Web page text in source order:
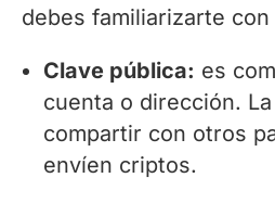
debes familiarizarte
Clave pública: es
cuenta o dirección.
compartir con otros
envíen criptos.